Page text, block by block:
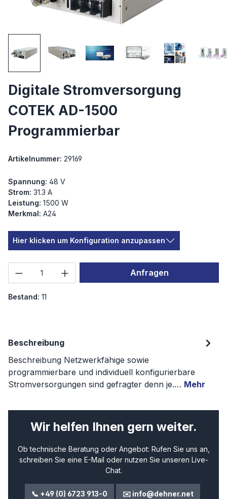
Digitale Stromversorgung
COTEK AD-1500
Programmierbar
Artikelnummer: 29169
Spannung: 48 V
Strom: 31.3 A
Leistung: 1500 W
Merkmal: A24
Hier klicken um Konfiguration anzupassen
Produkt Anzahl: Gib den gewünschten
Anfragen
Bestand: 11
Beschreibung
Beschreibung Netzwerkfähige sowie
programmierbare und individuell konfigurierbare
Stromversorgungen sind gefragter denn je.… Mehr
Wir helfen Ihnen gern weiter.
Ob technische Beratung oder Angebot: Rufen Sie uns an,
schreiben Sie eine E-Mail oder nutzen Sie unseren Live-
Chat.
📞 +49 (0) 6723 913-0 ✉️ info@dehner.net